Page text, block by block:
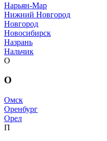
Нарьян-Мар
Нижний Новгород
Новгород
Новосибирск
Назрань
Нальчик
О
О
Омск
Оренбург
Орел
П